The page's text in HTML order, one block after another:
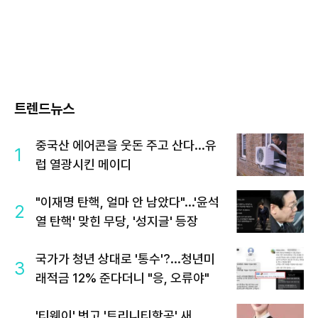
트렌드뉴스
1
중국산 에어콘을 웃돈 주고 산다...유
럽 열광시킨 메이디
2
"이재명 탄핵, 얼마 안 남았다"...'윤석
열 탄핵' 맞힌 무당, '성지글' 등장
3
국가가 청년 상대로 '통수'?...청년미
래적금 12% 준다더니 "응, 오류야"